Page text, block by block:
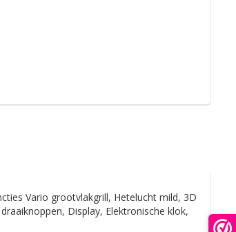
Vario grootvlakgrill, Hetelucht mild, 3D
Display, Elektronische klok,